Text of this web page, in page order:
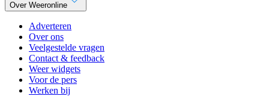
Over Weeronline
Adverteren
Over ons
Veelgestelde vragen
Contact & feedback
Weer widgets
Voor de pers
Werken bij